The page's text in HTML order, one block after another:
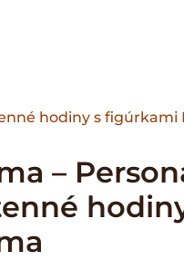
hodiny s figúrkami
–